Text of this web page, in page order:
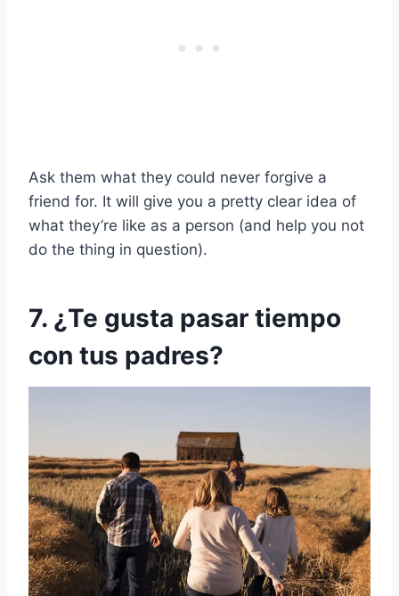
Ask them what they could never forgive a
friend for. It will give you a pretty clear idea of
what they’re like as a person (and help you not
do the thing in question).
7. ¿Te gusta pasar tiempo
con tus padres?